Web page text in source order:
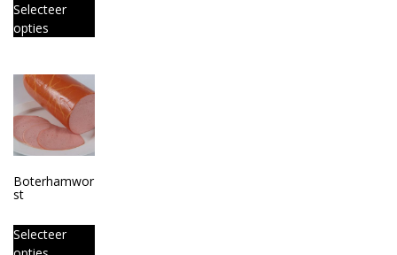
Selecteer
opties
Boterhamwor
st
Selecteer